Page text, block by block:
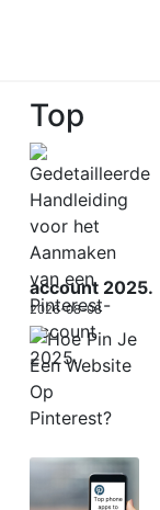
Top
account 2025.
2026-08-08